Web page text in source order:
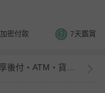
加密付款 7天鑑賞